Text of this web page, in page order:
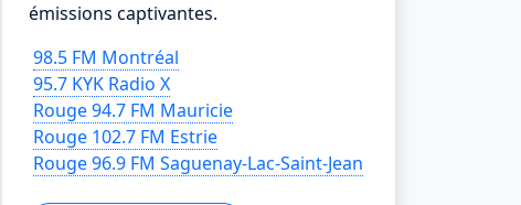
émissions captivantes.
98.5 FM Montréal
95.7 KYK Radio X
Rouge 94.7 FM Mauricie
Rouge 102.7 FM Estrie
Rouge 96.9 FM Saguenay-Lac-Saint-Jean